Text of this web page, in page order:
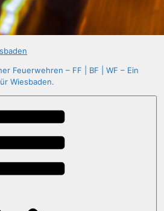
Feuerwehren – FF | BF | WF – Ein
Wiesbaden.